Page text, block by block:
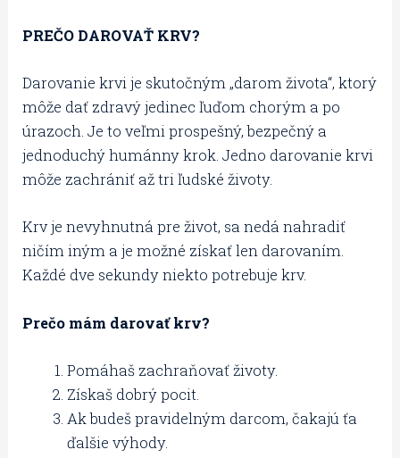
PREČO DAROVAŤ KRV?
Darovanie krvi je skutočným „darom života“, ktorý
môže dať zdravý jedinec ľuďom chorým a po
úrazoch. Je to veľmi prospešný, bezpečný a
jednoduchý humánny krok. Jedno darovanie krvi
môže zachrániť až tri ľudské životy.
Krv je nevyhnutná pre život, sa nedá nahradiť
ničím iným a je možné získať len darovaním.
Každé dve sekundy niekto potrebuje krv.
Prečo mám darovať krv?
Pomáhaš zachraňovať životy.
Získaš dobrý pocit.
Ak budeš pravidelným darcom, čakajú ťa
ďalšie výhody.